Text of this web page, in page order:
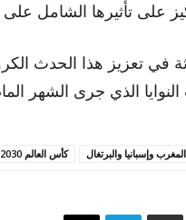
على تأثيرها الشامل على
في تعزيز هذا الحدث
الذي جرى الشهر
المغرب وإسبانيا والبرتغال كأس العالم 2030